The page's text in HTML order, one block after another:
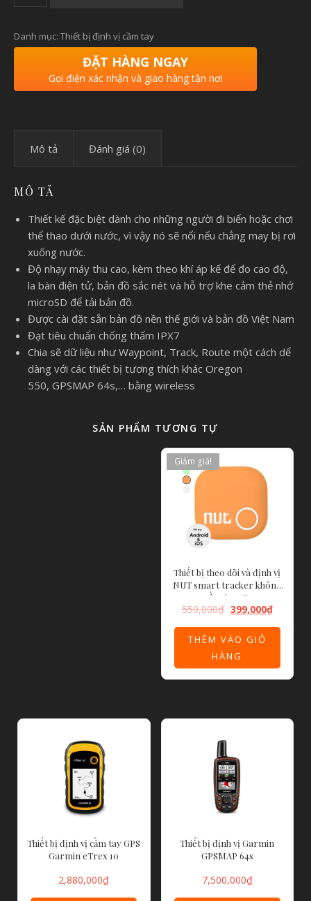
Danh mục: Thiết bị định vị cầm tay
ĐẶT HÀNG NGAY
Gọi điện xác nhận và giao hàng tận nơi
Mô tả Đánh giá (0)
MÔ TẢ
Thiết kế đặc biệt dành cho những người đi biển hoặc chơi
thể thao dưới nước, vì vậy nó sẽ nổi nếu chẳng may bị rơi
xuống nước.
Độ nhạy máy thu cao, kèm theo khí áp kế để đo cao độ,
la bàn điện tử, bản đồ sắc nét và hỗ trợ khe cắm thẻ nhớ
microSD để tải bản đồ.
Được cài đặt sẵn bản đồ nền thế giới và bản đồ Việt Nam
Đạt tiêu chuẩn chống thấm IPX7
Chia sẽ dữ liệu như Waypoint, Track, Route một cách dể
dàng với các thiết bị tương thích khác Oregon
550, GPSMAP 64s,… bằng wireless
SẢN PHẨM TƯƠNG TỰ
Giảm giá!
Thiết bị theo dõi và định vị
NUT smart tracker không
cần sim 3G.
550,000₫ 399,000₫
THÊM VÀO GIỎ
HÀNG
Thiết bị định vị cầm tay GPS
Garmin eTrex 10
2,880,000₫
Thiết bị định vị Garmin
GPSMAP 64s
7,500,000₫